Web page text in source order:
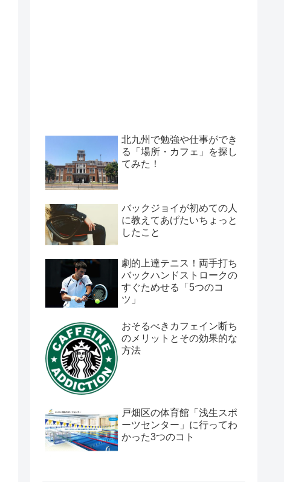
北九州で勉強や仕事ができ
る「場所・カフェ」を探し
てみた！
バックジョイが初めての人
に教えてあげたいちょっと
したこと
劇的上達テニス！両手打ち
バックハンドストロークの
すぐためせる「5つのコ
ツ」
おそるべきカフェイン断ち
のメリットとその効果的な
方法
戸畑区の体育館「浅生スポ
ーツセンター」に行ってわ
かった3つのコト